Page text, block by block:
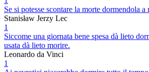
Se si potesse scontare la morte dormendola a
Stanisław Jerzy Lec
1
Siccome una giornata bene spesa dà lieto
usata dà lieto morire.
Leonardo da Vinci
1